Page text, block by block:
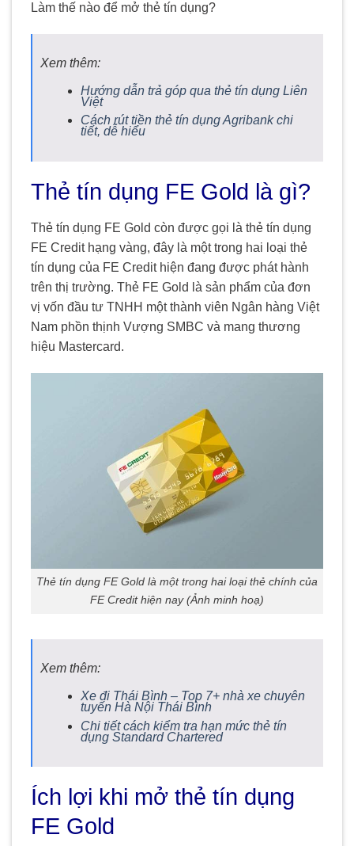
Làm thế nào để mở thẻ tín dụng?
Xem thêm:
Hướng dẫn trả góp qua thẻ tín dụng Liên
Việt
Cách rút tiền thẻ tín dụng Agribank chi
tiết, dễ hiểu
Thẻ tín dụng FE Gold là gì?
Thẻ tín dụng FE Gold còn được gọi là thẻ tín dụng
FE Credit hạng vàng, đây là một trong hai loại thẻ
tín dụng của FE Credit hiện đang được phát hành
trên thị trường. Thẻ FE Gold là sản phẩm của đơn
vị vốn đầu tư TNHH một thành viên Ngân hàng Việt
Nam phồn thịnh Vượng SMBC và mang thương
hiệu Mastercard.
Thẻ tín dụng FE Gold là một trong hai loại thẻ chính của
FE Credit hiện nay (Ảnh minh hoạ)
Xem thêm:
Xe đi Thái Bình – Top 7+ nhà xe chuyên
tuyến Hà Nội Thái Bình
Chi tiết cách kiểm tra hạn mức thẻ tín
dụng Standard Chartered
Ích lợi khi mở thẻ tín dụng
FE Gold